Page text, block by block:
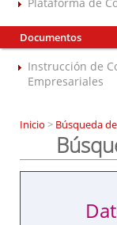
Documentos
Instrucción de
Empresariales
Inicio > Búsqueda